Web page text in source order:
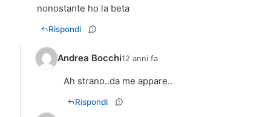
nonostante ho la beta
Rispondi
Andrea Bocchi12 anni fa
Ah strano..da me appare..
Rispondi